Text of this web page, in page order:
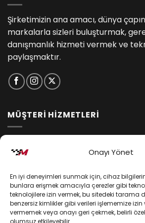
Onayı Yönet
En iyi deneyimleri sunmak için, cihaz
bunlara erişmek amacıyla çerezler gibi
teknolojilere izin vermek, bu sitedeki tarama
benzersiz kimlikler gibi verileri işlememize izin
vermemek veya onayı geri çekmek, belirli
olumsuz etkileyebilir.
Şirketimizin ana amacı, dünya
markalarla sizleri buluşturmak,
danışmanlık hizmeti vermek ve
paylaşmaktır.
MÜŞTERİ HİZMETLERİ
Kişisel Verilerin Korunması
Mesafeli Satış Sözleşmesi